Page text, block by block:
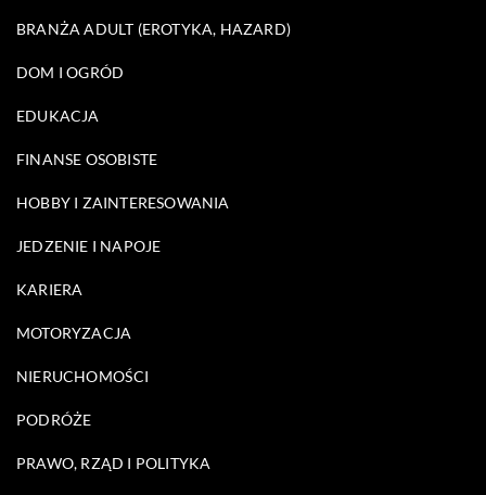
BRANŻA ADULT (EROTYKA, HAZARD)
DOM I OGRÓD
EDUKACJA
FINANSE OSOBISTE
HOBBY I ZAINTERESOWANIA
JEDZENIE I NAPOJE
KARIERA
MOTORYZACJA
NIERUCHOMOŚCI
PODRÓŻE
PRAWO, RZĄD I POLITYKA